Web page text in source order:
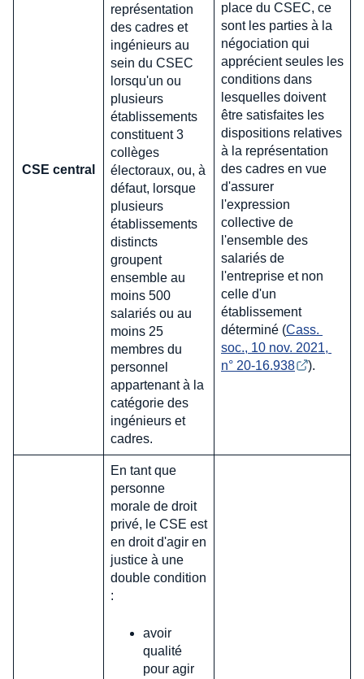
CSE central
représentation
des cadres et
ingénieurs au
sein du CSEC
lorsqu'un ou
plusieurs
établissements
constituent 3
collèges
électoraux, ou, à
défaut, lorsque
plusieurs
établissements
distincts
groupent
ensemble au
moins 500
salariés ou au
moins 25
membres du
personnel
appartenant à la
catégorie des
ingénieurs et
cadres.
place du CSEC, ce
sont les parties à la
négociation qui
apprécient seules les
conditions dans
lesquelles doivent
être satisfaites les
dispositions relatives
à la représentation
des cadres en vue
d'assurer
l'expression
collective de
l'ensemble des
salariés de
l'entreprise et non
celle d'un
établissement
déterminé (Cass.
soc., 10 nov. 2021,
n° 20-16.938
).
En tant que
personne
morale de droit
privé, le CSE est
en droit d'agir en
justice à une
double condition
:
avoir
qualité
pour agir